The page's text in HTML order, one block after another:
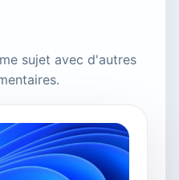
sujet avec d'autres